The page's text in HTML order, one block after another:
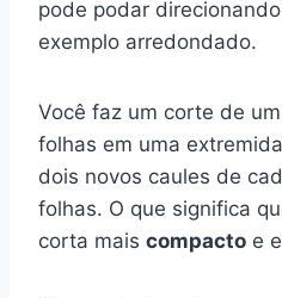
pode podar
exemplo arredondado.
Você faz um corte de
folhas em uma
dois novos caules de
folhas. O que significa
corta mais compacto e